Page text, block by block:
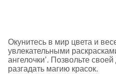
Окунитесь в мир цвета и
увлекательными
ангелочки’. Позвольте
разгадать магию красок.